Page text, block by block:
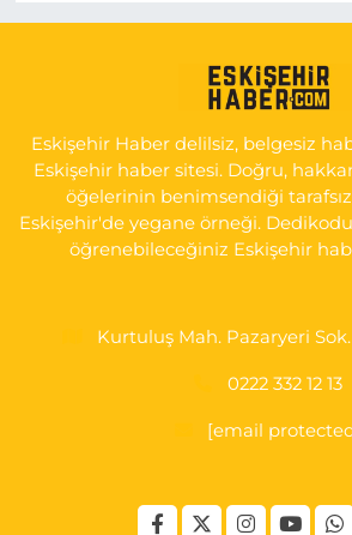
Eskişehir Haber delilsiz, belgesiz
Eskişehir haber sitesi. Doğru,
öğelerinin benimsendiği
Eskişehir'de yegane örneği.
öğrenebileceğiniz Eskişehir
Kurtuluş Mah. Pazaryeri Sok.
0222 332 12 13
[email